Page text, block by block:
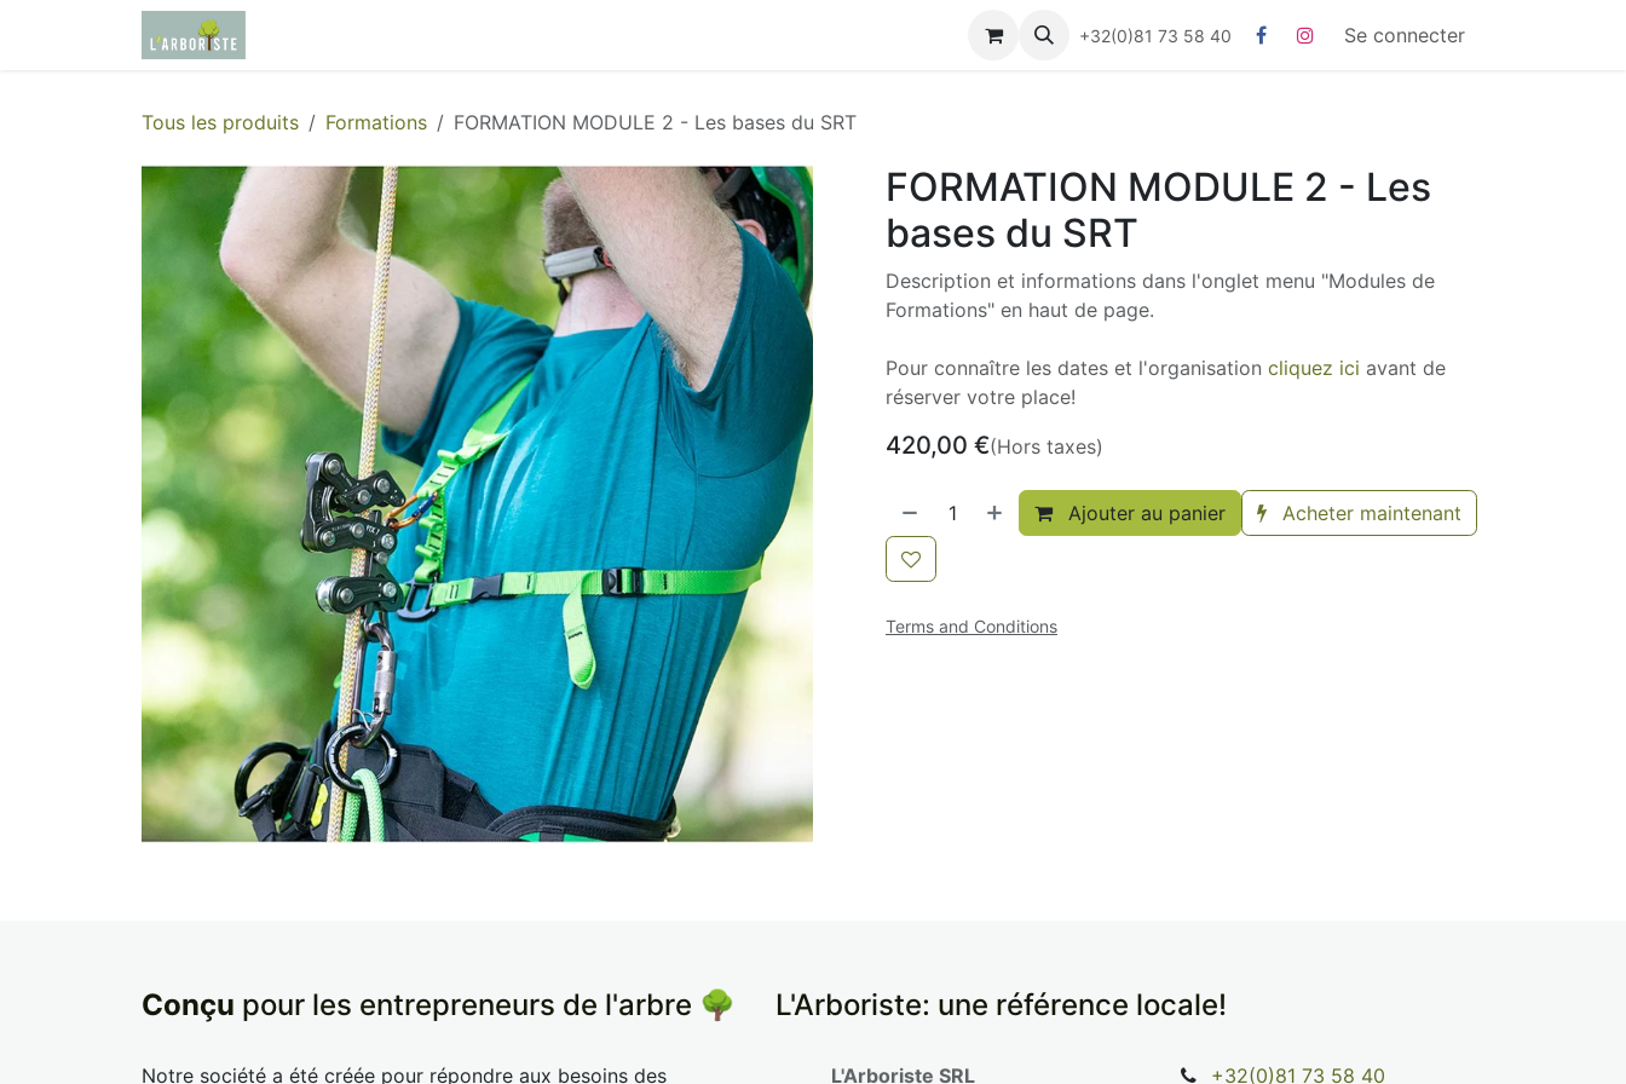
Se rendre au contenu
Contactez-nous +32(0)81 73 58 40 Se connecter
Tous les produits Formations FORMATION MODULE 2 - Les bases du SRT
FORMATION MODULE 2 - Les
bases du SRT
Description et informations dans l'onglet menu "Modules de
Formations" en haut de page.
Pour connaître les dates et l'organisation cliquez ici avant de
réserver votre place!
420,00 €(Hors taxes)
Ajouter au panier Acheter maintenant
Terms and Conditions
Conçu pour les entrepreneurs de l'arbre 🌳 ​L'Arboriste: une référence locale!
Notre société a été créée pour répondre aux besoins des L'Arboriste SRL +32(0)81 73 58 40